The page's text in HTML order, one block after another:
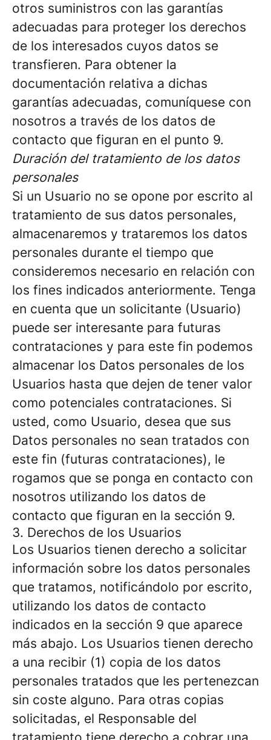
otros suministros con las garantías
adecuadas para proteger los derechos
de los interesados cuyos datos se
transfieren. Para obtener la
documentación relativa a dichas
garantías adecuadas, comuníquese con
nosotros a través de los datos de
contacto que figuran en el punto 9.
Duración del tratamiento de los datos
personales
Si un Usuario no se opone por escrito al
tratamiento de sus datos personales,
almacenaremos y trataremos los datos
personales durante el tiempo que
consideremos necesario en relación con
los fines indicados anteriormente. Tenga
en cuenta que un solicitante (Usuario)
puede ser interesante para futuras
contrataciones y para este fin podemos
almacenar los Datos personales de los
Usuarios hasta que dejen de tener valor
como potenciales contrataciones. Si
usted, como Usuario, desea que sus
Datos personales no sean tratados con
este fin (futuras contrataciones), le
rogamos que se ponga en contacto con
nosotros utilizando los datos de
contacto que figuran en la sección 9.
3. Derechos de los Usuarios
Los Usuarios tienen derecho a solicitar
información sobre los datos personales
que tratamos, notificándolo por escrito,
utilizando los datos de contacto
indicados en la sección 9 que aparece
más abajo. Los Usuarios tienen derecho
a una recibir (1) copia de los datos
personales tratados que les pertenezcan
sin coste alguno. Para otras copias
solicitadas, el Responsable del